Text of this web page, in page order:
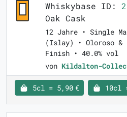
Whiskybase ID:
Oak Cask
12 Jahre • Single
(Islay) • Oloroso &
Finish • 40.0% vol
von Kildalton-
5cl = 5,90 € 10cl